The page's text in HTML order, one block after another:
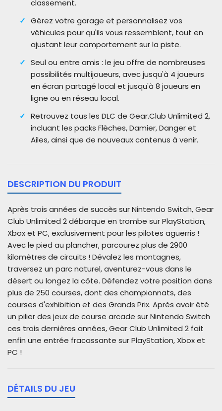
classement.
Gérez votre garage et personnalisez vos
véhicules pour qu'ils vous ressemblent, tout en
ajustant leur comportement sur la piste.
Seul ou entre amis : le jeu offre de nombreuses
possibilités multijoueurs, avec jusqu'à 4 joueurs
en écran partagé local et jusqu'à 8 joueurs en
ligne ou en réseau local.
Retrouvez tous les DLC de Gear.Club Unlimited 2,
incluant les packs Flèches, Damier, Danger et
Ailes, ainsi que de nouveaux contenus à venir.
DESCRIPTION DU PRODUIT
Après trois années de succès sur Nintendo Switch, Gear
Club Unlimited 2 débarque en trombe sur PlayStation,
Xbox et PC, exclusivement pour les pilotes aguerris !
Avec le pied au plancher, parcourez plus de 2900
kilomètres de circuits ! Dévalez les montagnes,
traversez un parc naturel, aventurez-vous dans le
désert ou longez la côte. Défendez votre position dans
plus de 250 courses, dont des championnats, des
courses d'exhibition et des Grands Prix. Après avoir été
un pilier des jeux de course arcade sur Nintendo Switch
ces trois dernières années, Gear Club Unlimited 2 fait
enfin une entrée fracassante sur PlayStation, Xbox et
PC !
DÉTAILS DU JEU